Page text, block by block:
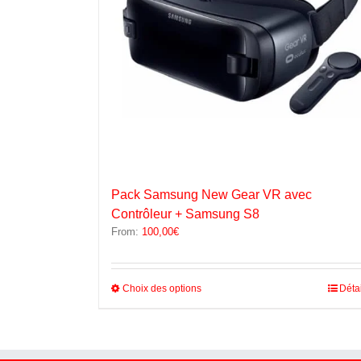
Pack Samsung New Gear VR avec
Contrôleur + Samsung S8
From: 100,00€
Choix des optionsCe